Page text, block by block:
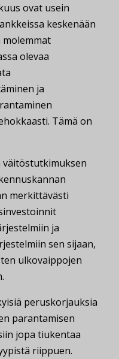
ovat usein
keskenään
olevaa
ja
Tämä on
väitöstutkimuksen
merkittävästi
ja
sen sijaan,
ulkovaippojen
peruskorjauksia
parantamisen
jopa tiukentaa
riippuen.